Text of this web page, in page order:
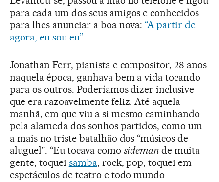
para cada um dos seus amigos e conhecidos
para lhes anunciar a boa nova:“A partir de
agora, eu sou eu”.
Jonathan Ferr, pianista e compositor, 28 anos
naquela época, ganhava bem a vida tocando
para os outros. Poderíamos dizer inclusive
que era razoavelmente feliz. Até aquela
manhã, em que viu a si mesmo caminhando
pela alameda dos sonhos partidos, como um
a mais no triste batalhão dos “músicos de
aluguel". “Eu tocava como sideman de muita
gente, toquei samba, rock, pop, toquei em
espetáculos de teatro e todo mundo